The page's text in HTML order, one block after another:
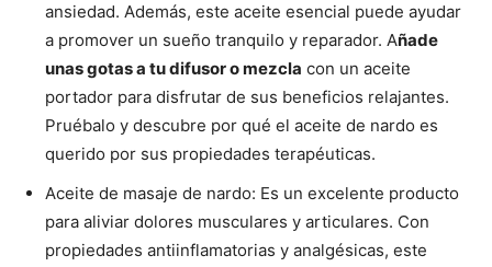
ansiedad. Además, este aceite esencial puede ayudar
a promover un sueño tranquilo y reparador. Añade
unas gotas a tu difusor o mezcla con un aceite
portador para disfrutar de sus beneficios relajantes.
Pruébalo y descubre por qué el aceite de nardo es
querido por sus propiedades terapéuticas.
Aceite de masaje de nardo: Es un excelente producto
para aliviar dolores musculares y articulares. Con
propiedades antiinflamatorias y analgésicas, este